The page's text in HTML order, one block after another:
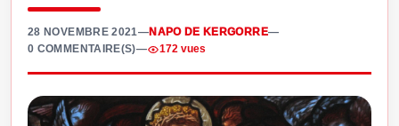
28 NOVEMBRE 2021—NAPO DE KERGORRE—
0 COMMENTAIRE(S)— 172 vues